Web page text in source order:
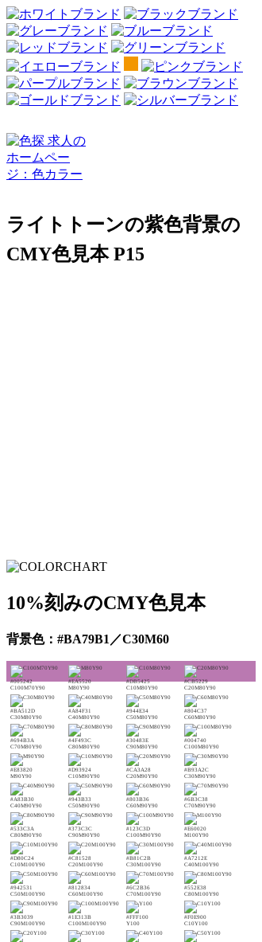
ライトトーンの紫色背景の
CMY色見本 P15
10%刻みのCMY色見本
背景色：#BA79B1／C30M60
#005242
C100M70Y90
#EA5520
M80Y90
#DB5425
C10M80Y90
#CB5229
C20M80Y90
#BA512D
C30M80Y90
#A84F31
C40M80Y90
#944E34
C50M80Y90
#804C37
C60M80Y90
#694B3A
C70M80Y90
#4F493C
C80M80Y90
#30483E
C90M80Y90
#004740
C100M80Y90
#E83820
M90Y90
#D93924
C10M90Y90
#CA3A28
C20M90Y90
#B93A2C
C30M90Y90
#A83B30
C40M90Y90
#943B33
C50M90Y90
#803B36
C60M90Y90
#6B3C38
C70M90Y90
#533C3A
C80M90Y90
#373C3C
C90M90Y90
#123C3D
C100M90Y90
#E60020
M100Y90
#D80C24
C10M100Y90
#C81528
C20M100Y90
#B81C2B
C30M100Y90
#A7212E
C40M100Y90
#942531
C50M100Y90
#812834
C60M100Y90
#6C2B36
C70M100Y90
#552E38
C80M100Y90
#3B3039
C90M100Y90
#1E313B
C100M100Y90
#FFF100
Y100
#F0E900
C10Y100